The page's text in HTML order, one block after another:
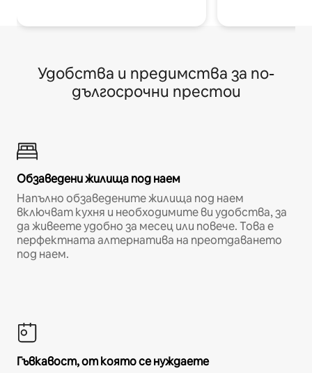
Удобства и предимства за по-
дългосрочни престои
Обзаведени жилища под наем
Напълно обзаведените жилища под наем
включват кухня и необходимите ви удобства, за
да живеете удобно за месец или повече. Това е
перфектната алтернатива на преотдаването
под наем.
Гъвкавост, от която се нуждаете